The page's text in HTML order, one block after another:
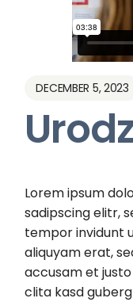
DECEMBER 5, 2023
Lorem ipsum
sadipscing elitr,
tempor invidunt
aliquyam erat,
accusam et
clita kasd